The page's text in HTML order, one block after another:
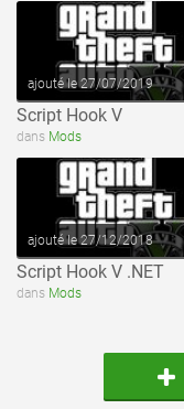
ajouté le 27/07/2019
Script Hook V
dans Mods
voir ce fichier
ajouté le 27/12/2018
Script Hook V .NET
dans Mods